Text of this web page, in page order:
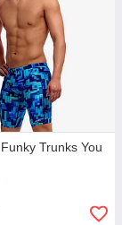
Trunks You